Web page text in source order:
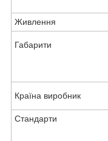
Живлення
Габарити
Країна виробник
Стандарти